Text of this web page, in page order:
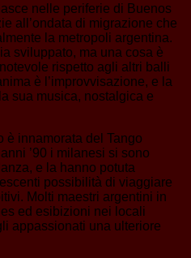
nelle periferie di Buenos
all’ondata di migrazione che
la metropoli argentina.
sviluppato, ma una cosa è
rispetto agli altri balli
è l’improvvisazione, e la
sua musica, nostalgica e
è innamorata del Tango
’90 i milanesi si sono
e la hanno potuta
possibilità di viaggiare
Molti maestri argentini in
ed esibizioni nei locali
appassionati una ulteriore